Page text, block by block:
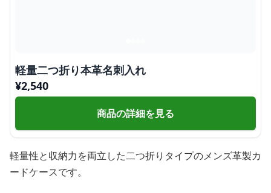
軽量二つ折り本革名刺入れ
¥2,540
商品の詳細を見る
軽量性と収納力を両立した二つ折りタイプのメンズ革製カ
ードケースです。